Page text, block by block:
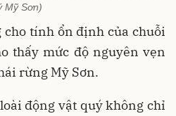
Mỹ Sơn)
tính ổn định của chuỗi
thấy mức độ nguyên vẹn
rừng Mỹ Sơn.
động vật quý không chỉ